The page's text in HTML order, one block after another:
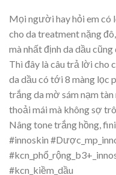
Mọi người hay hỏi em có
cho da treatment nặng
mà nhất định da dầu
Thì đây là câu trả lời cho
da dầu có tới 8 màng lọc
trắng da mờ sám nạm
thoải mái mà không sợ
Nâng tone trắng hồng,
#innoskin
#kcn_kiềm_dầu